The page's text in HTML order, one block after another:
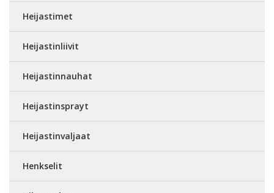
Heijastimet
Heijastinliivit
Heijastinnauhat
Heijastinsprayt
Heijastinvaljaat
Henkselit